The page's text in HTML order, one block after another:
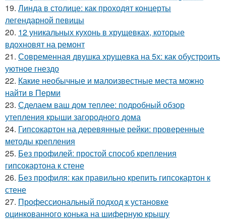
19. Линда в столице: как проходят концерты
легендарной певицы
20. 12 уникальных кухонь в хрущевках, которые
вдохновят на ремонт
21. Современная двушка хрущевка на 5х: как обустроить
уютное гнездо
22. Какие необычные и малоизвестные места можно
найти в Перми
23. Сделаем ваш дом теплее: подробный обзор
утепления крыши загородного дома
24. Гипсокартон на деревянные рейки: проверенные
методы крепления
25. Без профилей: простой способ крепления
гипсокартона к стене
26. Без профиля: как правильно крепить гипсокартон к
стене
27. Профессиональный подход к установке
оцинкованного конька на шиферную крышу